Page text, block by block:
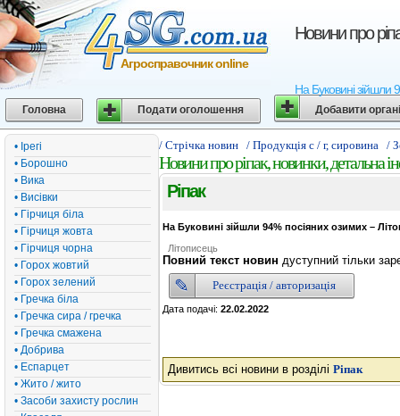
Новини про
На Буковині зійшли
Агросправочник online
Головна Подати оголошення Добавити
• Ірегі
• Борошно
• Вика
• Висівки
• Гірчиця біла
• Гірчиця жовта
• Гірчиця чорна
• Горох жовтий
• Горох зелений
• Гречка біла
• Гречка сира / гречка
• Гречка смажена
• Добрива
• Еспарцет
• Жито / жито
• Засоби захисту рослин
/ Стрічка новин / Продукція с / г, сировина /
Новини про ріпак, новинки, детальна
Ріпак
На Буковині зійшли 94% посіяних озимих –
Літописець
Повний текст новин дуступний тільки
Реєстрація / авторизація
Дата подачі: 22.02.2022
Дивитись всі новини в розділі Ріпак